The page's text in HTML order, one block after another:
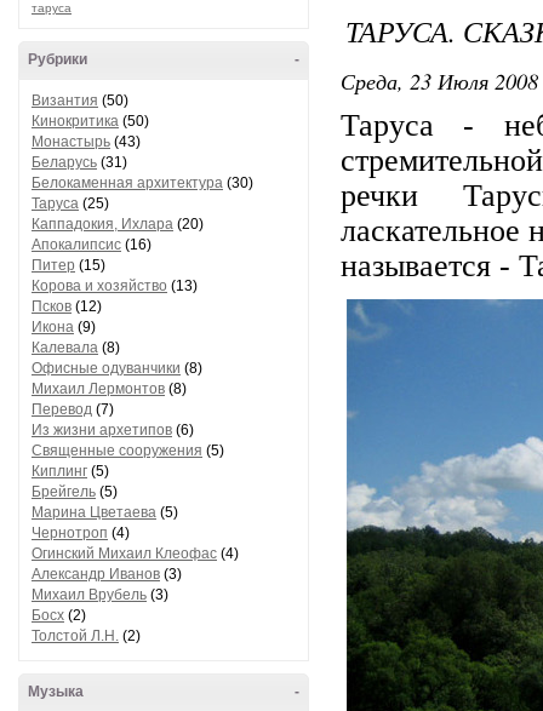
таруса
-
Рубрики
Византия (50)
Кинокритика (50)
Монастырь (43)
Беларусь (31)
Белокаменная архитектура (30)
Таруса (25)
Каппадокия, Ихлара (20)
Апокалипсис (16)
Питер (15)
Корова и хозяйство (13)
Псков (12)
Икона (9)
Калевала (8)
Офисные одуванчики (8)
Михаил Лермонтов (8)
Перевод (7)
Из жизни архетипов (6)
Священные сооружения (5)
Киплинг (5)
Брейгель (5)
Марина Цветаева (5)
Чернотроп (4)
Огинский Михаил Клеофас (4)
Александр Иванов (3)
Михаил Врубель (3)
Босх (2)
Толстой Л.Н. (2)
-
Музыка
ТАРУСА.
Среда, 23 Июля
Таруса -
речки
ласкательное
называется -